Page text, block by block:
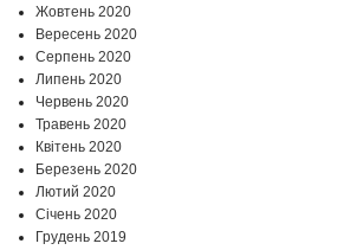
Жовтень 2020
Вересень 2020
Серпень 2020
Липень 2020
Червень 2020
Травень 2020
Квітень 2020
Березень 2020
Лютий 2020
Січень 2020
Грудень 2019